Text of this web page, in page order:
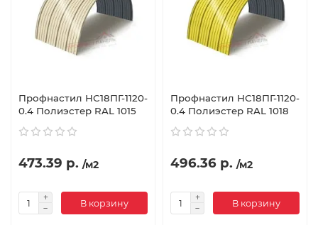
Профнастил НС18ПГ-1120-
0.4 Полиэстер RAL 1015
473.39 р. /м2
В корзину
Профнастил НС18ПГ-1120-
0.4 Полиэстер RAL 1018
496.36 р. /м2
В корзину